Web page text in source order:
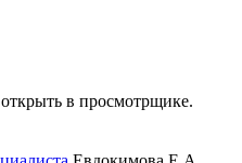
в просмотрщике.